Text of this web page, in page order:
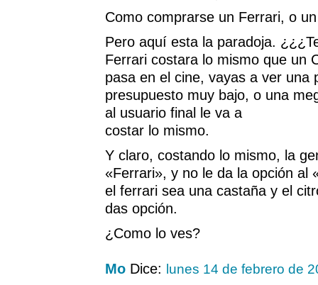
Como comprarse un Ferrari, o
Pero aquí esta la paradoja.
Ferrari costara lo mismo que un
pasa en el cine, vayas a ver una
presupuesto muy bajo, o una
al usuario final le va a
costar lo mismo.
Y claro, costando lo mismo, la
«Ferrari», y no le da la opción al
el ferrari sea una castaña y el
das opción.
¿Como lo ves?
Mo Dice: lunes 14 de febrero de